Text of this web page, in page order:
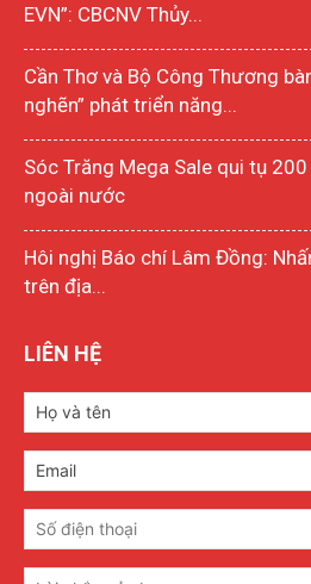
EVN”: CBCNV Thủy...
Cần Thơ và Bộ Công Thương
nghẽn” phát triển năng...
Sóc Trăng Mega Sale qui tụ
ngoài nước
Hôi nghị Báo chí Lâm Đồng:
trên địa...
LIÊN HỆ